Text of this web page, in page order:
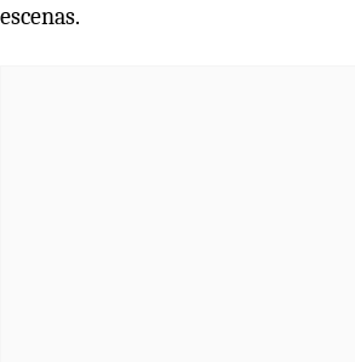
escenas.